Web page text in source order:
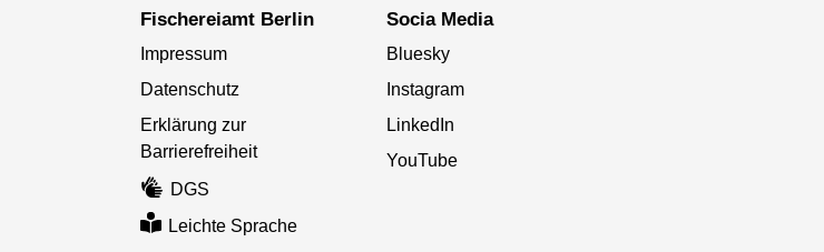
Fischereiamt Berlin
Impressum
Datenschutz
Erklärung zur
Barrierefreiheit
DGS
Leichte Sprache
Socia Media
Bluesky
Instagram
LinkedIn
YouTube